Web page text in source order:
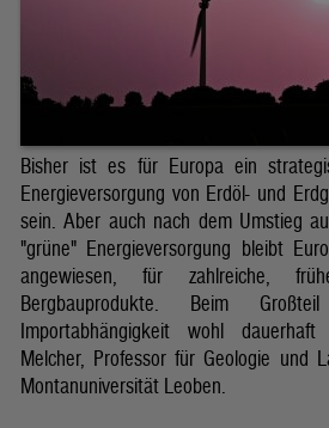
Bisher ist es für Europa ein
Energieversorgung von Erdöl- und
sein. Aber auch nach dem Umstieg
"grüne" Energieversorgung bleibt
angewiesen, für zahlreiche,
Bergbauprodukte. Beim
Importabhängigkeit wohl
Melcher, Professor für Geologie und
Montanuniversität Leoben.